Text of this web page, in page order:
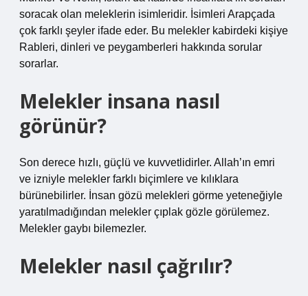
soracak olan meleklerin isimleridir. İsimleri Arapçada
çok farklı şeyler ifade eder. Bu melekler kabirdeki kişiye
Rableri, dinleri ve peygamberleri hakkında sorular
sorarlar.
Melekler insana nasıl
görünür?
Son derece hızlı, güçlü ve kuvvetlidirler. Allah’ın emri
ve izniyle melekler farklı biçimlere ve kılıklara
bürünebilirler. İnsan gözü melekleri görme yeteneğiyle
yaratılmadığından melekler çıplak gözle görülemez.
Melekler gaybı bilemezler.
Melekler nasıl çağrılır?